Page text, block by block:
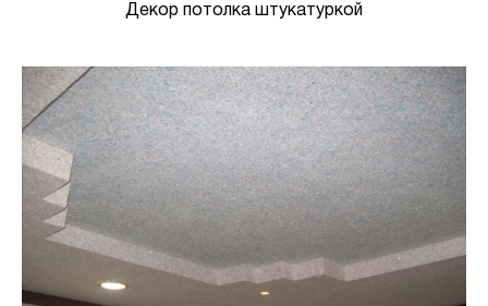
Декор потолка штукатуркой